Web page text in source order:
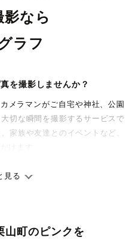
影なら
ラフ
を撮影しませんか？
メラマンがご自宅や神社、公園
切な瞬間を撮影するサービスで
家族や友達とのイベントなど、
十年経っても見返したくなるよ
やすく安心の価格設定です。オ
見る
山町のピンクを